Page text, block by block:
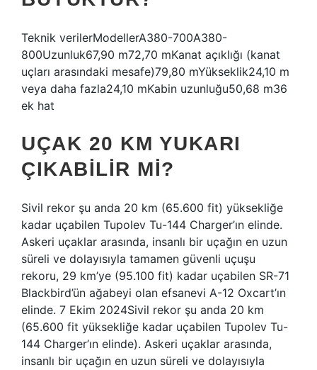
Teknik verilerModellerA380-700A380-
800Uzunluk67,90 m72,70 mKanat açıklığı (kanat
uçları arasındaki mesafe)79,80 mYükseklik24,10 m
veya daha fazla24,10 mKabin uzunluğu50,68 m36
ek hat
UÇAK 20 KM YUKARI
ÇIKABILIR MI?
Sivil rekor şu anda 20 km (65.600 fit) yüksekliğe
kadar uçabilen Tupolev Tu-144 Charger’ın elinde.
Askeri uçaklar arasında, insanlı bir uçağın en uzun
süreli ve dolayısıyla tamamen güvenli uçuşu
rekoru, 29 km’ye (95.100 fit) kadar uçabilen SR-71
Blackbird’ün ağabeyi olan efsanevi A-12 Oxcart’ın
elinde. 7 Ekim 2024Sivil rekor şu anda 20 km
(65.600 fit yüksekliğe kadar uçabilen Tupolev Tu-
144 Charger’ın elinde). Askeri uçaklar arasında,
insanlı bir uçağın en uzun süreli ve dolayısıyla